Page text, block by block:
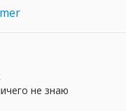
не знаю